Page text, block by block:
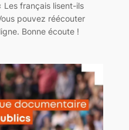
Les français lisent-ils
pouvez réécouter
Bonne écoute !